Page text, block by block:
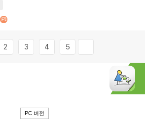
2 3 4 5
PC 버전